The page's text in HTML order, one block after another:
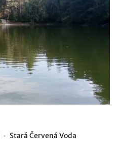
Stará Červená Voda